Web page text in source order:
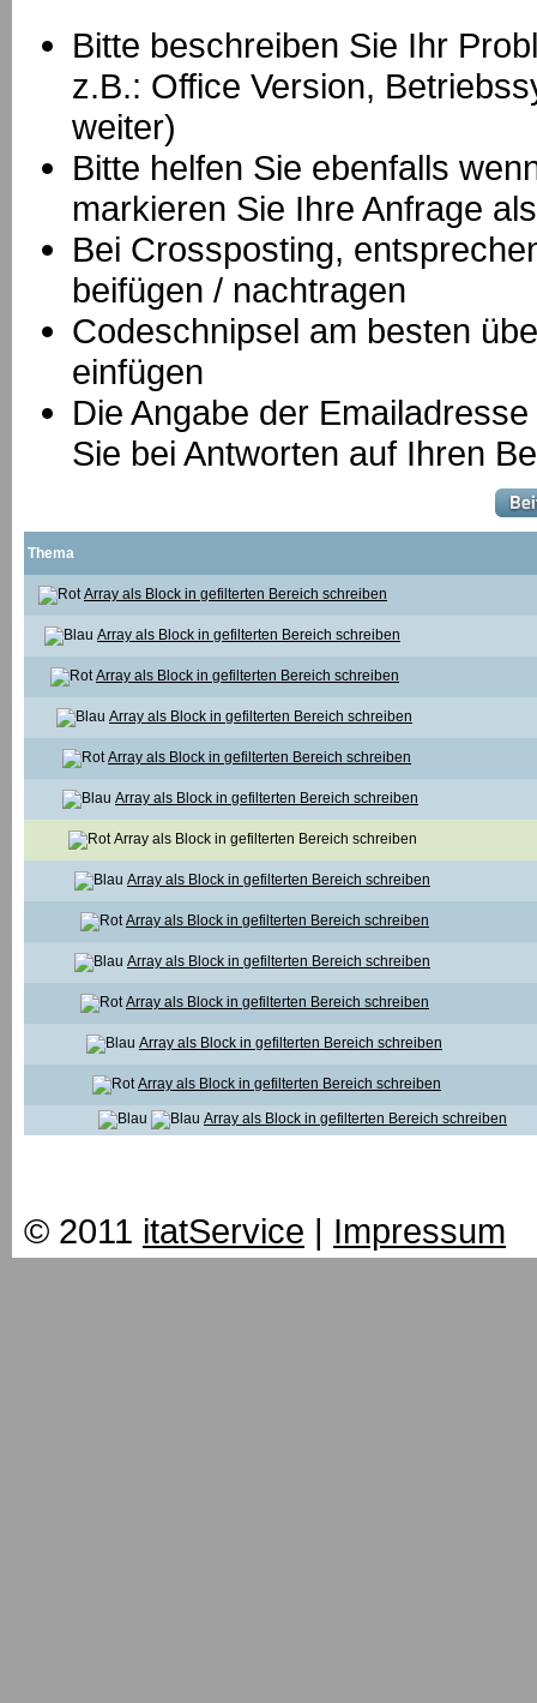
Bitte beschreiben Sie Ihr
z.B.: Office Version,
weiter)
Bitte helfen Sie ebenfalls
markieren Sie Ihre Anfrage
Bei Crossposting,
beifügen / nachtragen
Codeschnipsel am besten
einfügen
Die Angabe der
Sie bei Antworten auf Ihren
Thema
Array als Block in gefilterten Bereich schreiben
Array als Block in gefilterten Bereich schreiben
Array als Block in gefilterten Bereich schreiben
Array als Block in gefilterten Bereich schreiben
Array als Block in gefilterten Bereich schreiben
Array als Block in gefilterten Bereich schreiben
Array als Block in gefilterten Bereich schreiben
Array als Block in gefilterten Bereich schreiben
Array als Block in gefilterten Bereich schreiben
Array als Block in gefilterten Bereich schreiben
Array als Block in gefilterten Bereich schreiben
Array als Block in gefilterten Bereich schreiben
Array als Block in gefilterten Bereich schreiben
Array als Block in gefilterten Bereich schreiben
© 2011 itatService | Impressum